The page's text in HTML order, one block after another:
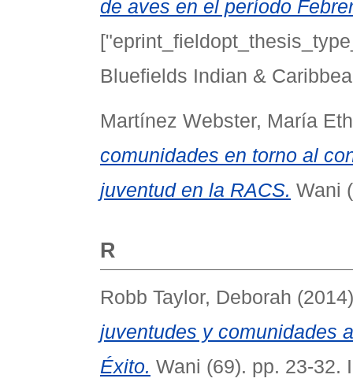
de aves en el período
Bluefields Indian &
Martínez Webster, María
comunidades en torno al
juventud en la RACS. Wani
R
Robb Taylor, Deborah
juventudes y comunidades
Éxito. Wani (69). pp. 23-32.